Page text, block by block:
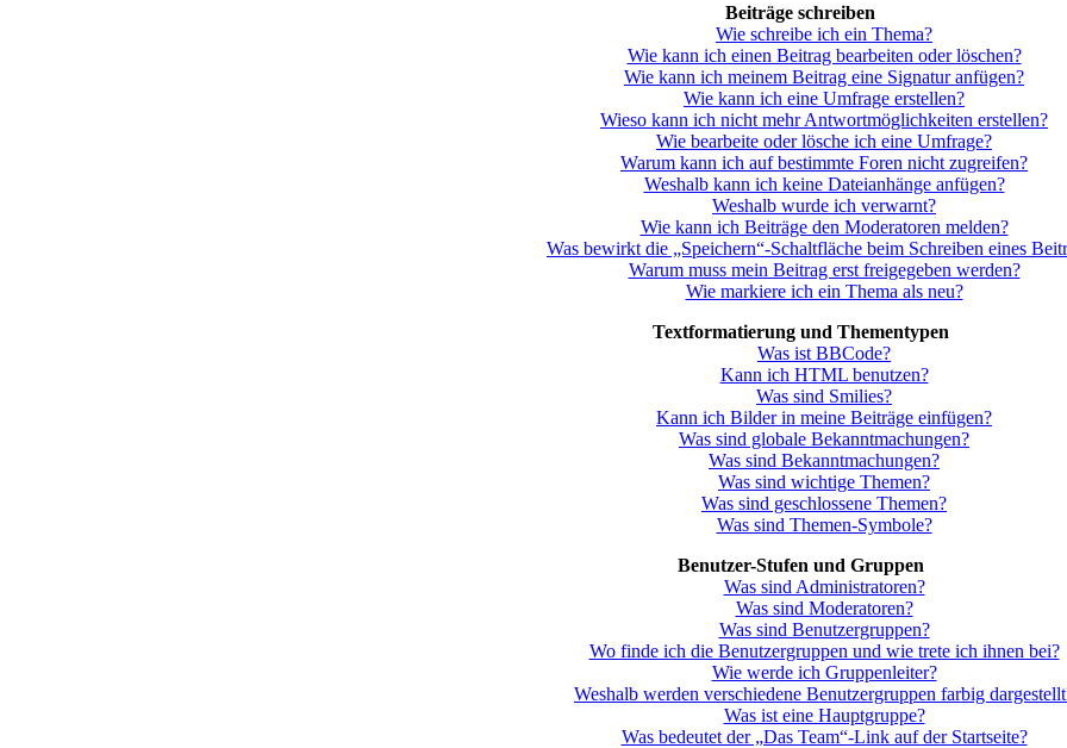
Beiträge schreiben
Wie schreibe ich ein Thema?
Wie kann ich einen Beitrag bearbeiten oder löschen?
Wie kann ich meinem Beitrag eine Signatur anfügen?
Wie kann ich eine Umfrage erstellen?
Wieso kann ich nicht mehr Antwortmöglichkeiten erstellen?
Wie bearbeite oder lösche ich eine Umfrage?
Warum kann ich auf bestimmte Foren nicht zugreifen?
Weshalb kann ich keine Dateianhänge anfügen?
Weshalb wurde ich verwarnt?
Wie kann ich Beiträge den Moderatoren melden?
Was bewirkt die „Speichern“-Schaltfläche beim Schreiben eines
Warum muss mein Beitrag erst freigegeben werden?
Wie markiere ich ein Thema als neu?
Textformatierung und Thementypen
Was ist BBCode?
Kann ich HTML benutzen?
Was sind Smilies?
Kann ich Bilder in meine Beiträge einfügen?
Was sind globale Bekanntmachungen?
Was sind Bekanntmachungen?
Was sind wichtige Themen?
Was sind geschlossene Themen?
Was sind Themen-Symbole?
Benutzer-Stufen und Gruppen
Was sind Administratoren?
Was sind Moderatoren?
Was sind Benutzergruppen?
Wo finde ich die Benutzergruppen und wie trete ich ihnen bei?
Wie werde ich Gruppenleiter?
Weshalb werden verschiedene Benutzergruppen farbig
Was ist eine Hauptgruppe?
Was bedeutet der „Das Team“-Link auf der Startseite?